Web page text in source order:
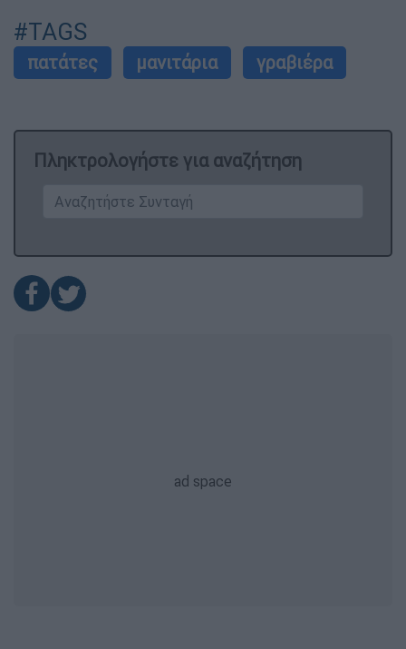
#TAGS
πατάτες μανιτάρια γραβιέρα
Πληκτρολογήστε για αναζήτηση